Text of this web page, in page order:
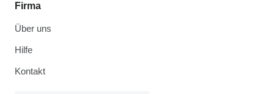
Firma
Über uns
Hilfe
Kontakt